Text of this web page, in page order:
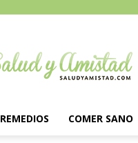
REMEDIOS COMER SANO